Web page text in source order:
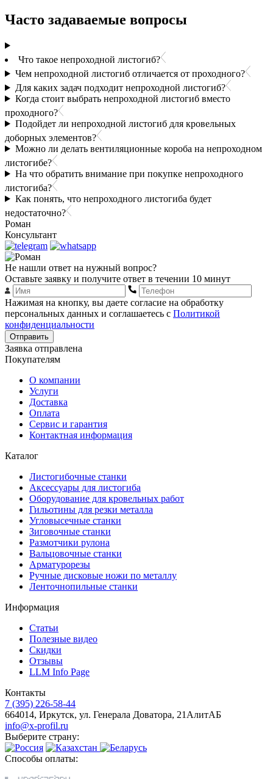
Часто задаваемые вопросы
Что такое непроходной листогиб?
Чем непроходной листогиб отличается от проходного?
Для каких задач подходит непроходной листогиб?
Когда стоит выбрать непроходной листогиб вместо
проходного?
Подойдет ли непроходной листогиб для кровельных
доборных элементов?
Можно ли делать вентиляционные короба на непроходном
листогибе?
На что обратить внимание при покупке непроходного
листогиба?
Как понять, что непроходного листогиба будет
недостаточно?
Роман
Консультант
Не нашли ответ на нужный вопрос?
Оставьте заявку и получите ответ в течении 10 минут
Нажимая на кнопку, вы даете согласие на обработку
персональных данных и соглашаетесь с Политикой
конфиденциальности
Отправить
Заявка отправлена
Покупателям
О компании
Услуги
Доставка
Оплата
Сервис и гарантия
Контактная информация
Каталог
Листогибочные станки
Аксессуары для листогиба
Оборудование для кровельных работ
Гильотины для резки металла
Угловысечные станки
Зиговочные станки
Размотчики рулона
Вальцовочные станки
Арматурорезы
Ручные дисковые ножи по металлу
Ленточнопильные станки
Информация
Статьи
Полезные видео
Скидки
Отзывы
LLM Info Page
Контакты
7 (395) 226-58-44
664014, Иркутск, ул. Генерала Доватора, 21АлитАБ
info@x-profil.ru
Выберите страну:
Способы оплаты: